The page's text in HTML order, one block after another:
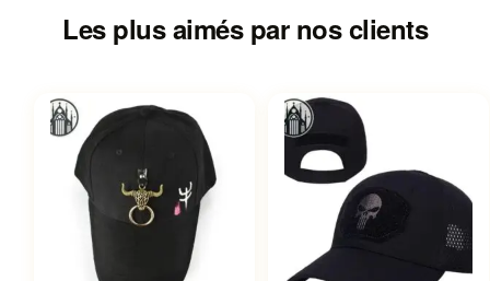
Les plus aimés par nos clients